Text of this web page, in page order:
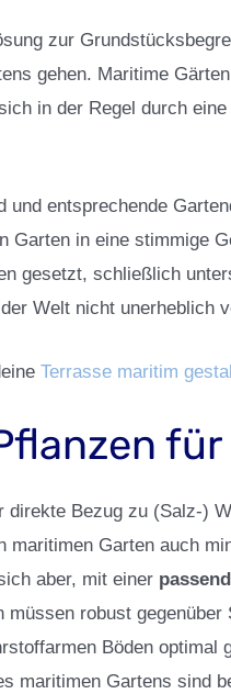
zur
gehen. Maritime
in der Regel durch eine
und entsprechende
Garten in eine stimmige
gesetzt, schließlich
Welt nicht unerheblich
Terrasse maritim
direkte Bezug zu (Salz-)
maritimen Garten auch
aber, mit einer
müssen robust
Böden optimal
maritimen Gartens sind